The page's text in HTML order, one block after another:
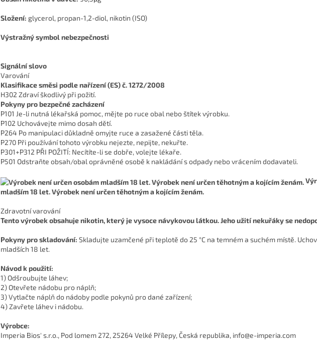
Složení: glycerol, propan-1,2-diol, nikotin (ISO)
Výstražný symbol nebezpečnosti
Signální slovo
Varování
Klasifikace směsi podle nařízení (ES) č. 1272/2008
H302 Zdraví škodlivý při požití.
Pokyny pro bezpečné zacházení
P101 Je-li nutná lékařská pomoc, mějte po ruce obal nebo štítek výrobku.
P102 Uchovávejte mimo dosah dětí.
P264 Po manipulaci důkladně omyjte ruce a zasažené části těla.
P270 Při používání tohoto výrobku nejezte, nepijte, nekuřte.
P301+P312 PŘI POŽITÍ: Necítíte-li se dobře, volejte lékaře.
P501 Odstraňte obsah/obal oprávněné osobě k nakládání s odpady nebo vrácením dodavateli.
mladším 18 let. Výrobek není určen těhotným a kojícím ženám.
Zdravotní varování
Tento výrobek obsahuje nikotin, který je vysoce návykovou látkou. Jeho užití nekuřáky se
Pokyny pro skladování: Skladujte uzamčené při teplotě do 25 °C na temném a suchém místě.
mladších 18 let.
Návod k použití:
1) Odšroubujte láhev;
2) Otevřete nádobu pro náplň;
3) Vytlačte náplň do nádoby podle pokynů pro dané zařízení;
4) Zavřete láhev i nádobu.
Výrobce:
Imperia Bios' s.r.o., Pod lomem 272, 25264 Velké Přílepy, Česká republika, info@e-imperia.com